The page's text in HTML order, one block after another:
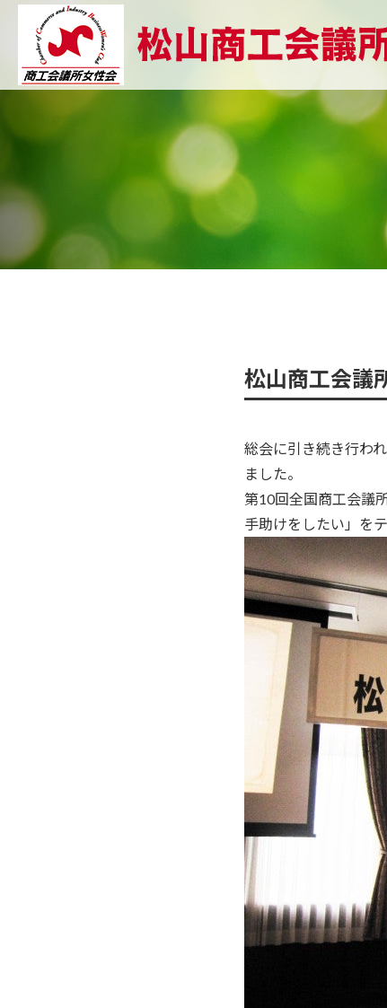
松山商工会
総会に引き続き行わ
ました。
第10回全国商工会議
手助けをしたい」を